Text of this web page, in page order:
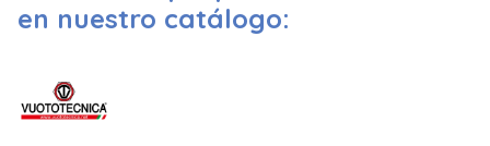
en nuestro catálogo: